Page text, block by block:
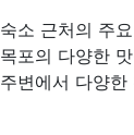
숙소 근처의 주
목포의 다양한
주변에서 다양